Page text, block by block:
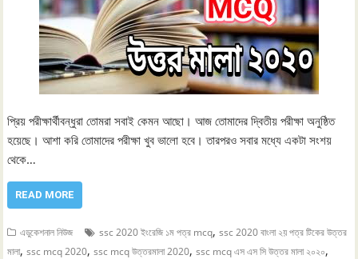
প্রিয় পরীক্ষার্থীবন্ধুরা তোমরা সবাই কেমন আছো। আজ তোমাদের দ্বিতীয় পরীক্ষা অনুষ্ঠিত
হয়েছে। আশা করি তোমাদের পরীক্ষা খুব ভালো হবে। তারপরও সবার মধ্যে একটা সংশয়
থেকে…
READ MORE
এডুকেশনাল নিউজ ssc 2020 ইংরেজি ১ম পত্র mcq,ssc 2020 বাংলা ২য় পত্র টিকের উত্তর
মালা,ssc mcq 2020,ssc mcq উত্তরমালা 2020,ssc mcq এস এস সি উত্তর মালা ২০২০,